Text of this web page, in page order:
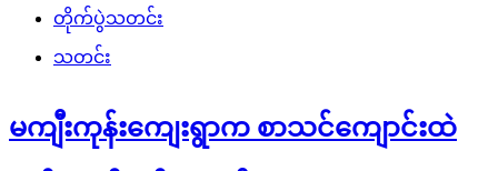
တိုက်ပွဲသတင်း
သတင်း
မကျီးကုန်းကျေးရွာက စာသင်ကျောင်းထဲ